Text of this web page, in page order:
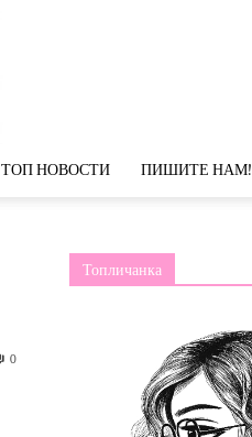
ТОП НОВОСТИ ПИШИТЕ НАМ!
0
Топличанка